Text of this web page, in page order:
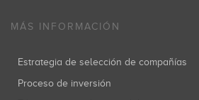
MÁS INFORMACIÓN
Estrategia de selección de compañías
Proceso de inversión